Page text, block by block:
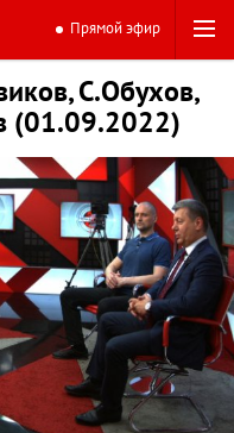
Прямой эфир
С.Обухов,
(01.09.2022)